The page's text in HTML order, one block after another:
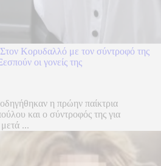
Κορυδαλλό με τον σύντροφό της
οι γονείς της
η πρώην παίκτρια
και ο σύντροφός της για
...